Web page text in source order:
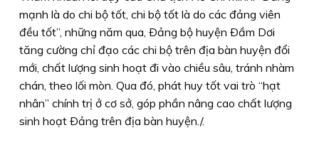
mạnh là do chi bộ tốt, chi bộ tốt là do các đảng viên
đều tốt”, những năm qua, Ðảng bộ huyện Ðầm Dơi
tăng cường chỉ đạo các chi bộ trên địa bàn huyện đổi
mới, chất lượng sinh hoạt đi vào chiều sâu, tránh nhàm
chán, theo lối mòn. Qua đó, phát huy tốt vai trò “hạt
nhân” chính trị ở cơ sở, góp phần nâng cao chất lượng
sinh hoạt Ðảng trên địa bàn huyện./.